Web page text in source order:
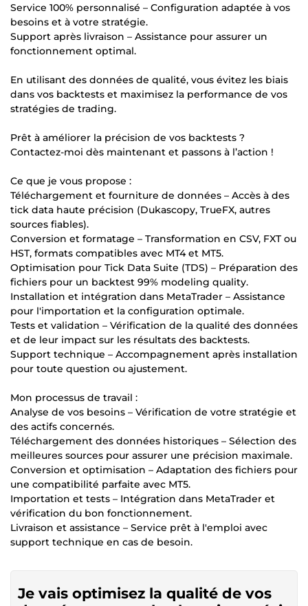
Service 100% personnalisé – Configuration adaptée à vos
besoins et à votre stratégie.
Support après livraison – Assistance pour assurer un
fonctionnement optimal.
En utilisant des données de qualité, vous évitez les biais
dans vos backtests et maximisez la performance de vos
stratégies de trading.
Prêt à améliorer la précision de vos backtests ?
Contactez-moi dès maintenant et passons à l’action !
Ce que je vous propose :
Téléchargement et fourniture de données – Accès à des
tick data haute précision (Dukascopy, TrueFX, autres
sources fiables).
Conversion et formatage – Transformation en CSV, FXT ou
HST, formats compatibles avec MT4 et MT5.
Optimisation pour Tick Data Suite (TDS) – Préparation des
fichiers pour un backtest 99% modeling quality.
Installation et intégration dans MetaTrader – Assistance
pour l'importation et la configuration optimale.
Tests et validation – Vérification de la qualité des données
et de leur impact sur les résultats des backtests.
Support technique – Accompagnement après installation
pour toute question ou ajustement.
Mon processus de travail :
Analyse de vos besoins – Vérification de votre stratégie et
des actifs concernés.
Téléchargement des données historiques – Sélection des
meilleures sources pour assurer une précision maximale.
Conversion et optimisation – Adaptation des fichiers pour
une compatibilité parfaite avec MT5.
Importation et tests – Intégration dans MetaTrader et
vérification du bon fonctionnement.
Livraison et assistance – Service prêt à l'emploi avec
support technique en cas de besoin.
Je vais optimisez la qualité de vos